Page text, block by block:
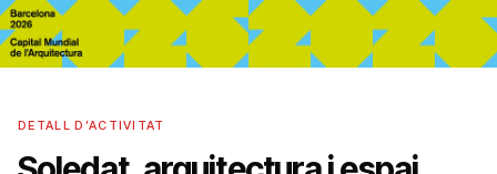
DETALL D’ACTIVITAT